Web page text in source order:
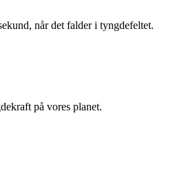
når det falder i tyngdefeltet.
på vores planet.